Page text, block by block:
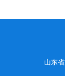
山东